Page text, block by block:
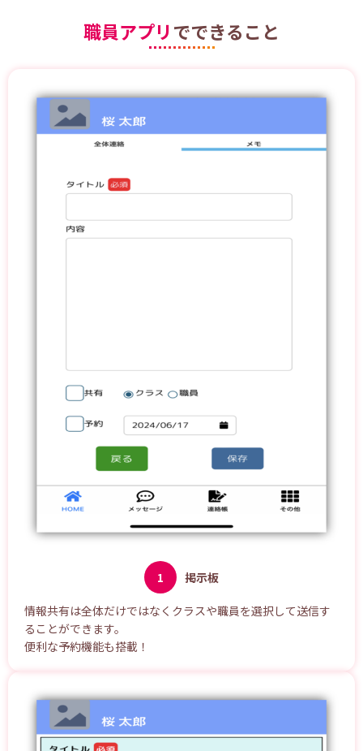
職員アプリでできること
1 掲示板
情報共有は全体だけではなくクラスや職員を選択して送信す
ることができます。
便利な予約機能も搭載！